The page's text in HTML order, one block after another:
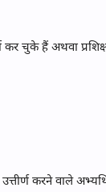
चुके हैं अथवा
करने वाले